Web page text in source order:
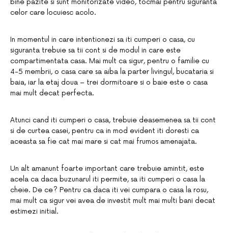
celor care locuiesc acolo.
In momentul in care intentionezi sa iti cumperi o casa, cu
siguranta trebuie sa tii cont si de modul in care este
compartimentata casa. Mai mult ca sigur, pentru o familie cu
4-5 membrii, o casa care sa aiba la parter livingul, bucataria si
baia, iar la etaj doua – trei dormitoare si o baie este o casa
mai mult decat perfecta.
Atunci cand iti cumperi o casa, trebuie deasemenea sa tii cont
si de curtea casei, pentru ca in mod evident iti doresti ca
aceasta sa fie cat mai mare si cat mai frumos amenajata.
Un alt amanunt foarte important care trebuie amintit, este
acela ca daca buzunarul iti permite, sa iti cumperi o casa la
cheie. De ce? Pentru ca daca iti vei cumpara o casa la rosu,
mai mult ca sigur vei avea de investit mult mai multi bani decat
estimezi initial.